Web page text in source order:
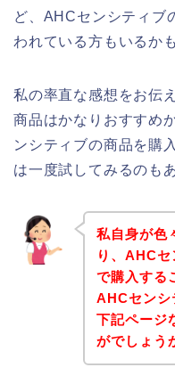
ど、AHCセンシティブ
われている方もいるか
私の率直な感想をお伝
商品はかなりおすすめ
ンシティブの商品を購
は一度試してみるのも
私自身が色
り、AHC
で購入する
AHCセンシ
下記ページ
がでしょう